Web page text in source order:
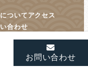
ついて アクセス
合わせ
お問い合わせ